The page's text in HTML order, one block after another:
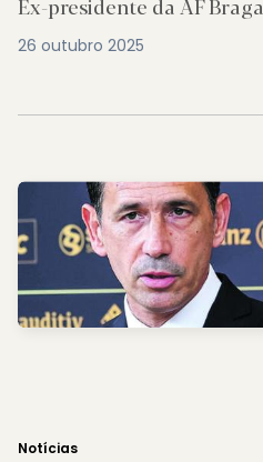
26 outubro 2025
Notícias